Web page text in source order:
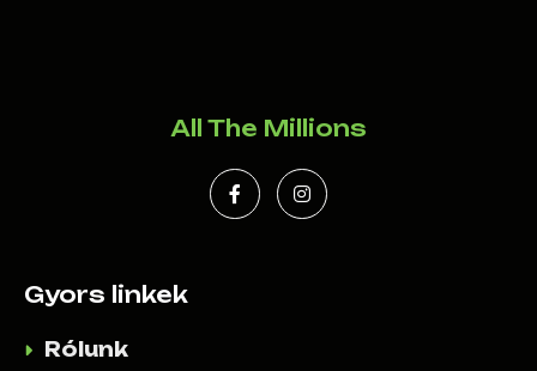
All The Millions
Gyors linkek
Rólunk